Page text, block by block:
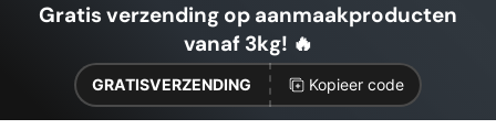
Gratis verzending op aanmaakproducten
vanaf 3kg! 🔥
GRATISVERZENDING Kopieer code